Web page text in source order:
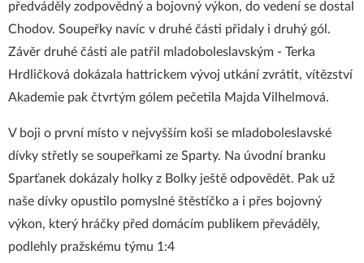
předváděly zodpovědný a bojovný výkon, do vedení se dostal
Chodov. Soupeřky navíc v druhé části přidaly i druhý gól.
Závěr druhé části ale patřil mladoboleslavským - Terka
Hrdličková dokázala hattrickem vývoj utkání zvrátit, vítězství
Akademie pak čtvrtým gólem pečetila Majda Vilhelmová.
V boji o první místo v nejvyšším koši se mladoboleslavské
dívky střetly se soupeřkami ze Sparty. Na úvodní branku
Sparťanek dokázaly holky z Bolky ještě odpovědět. Pak už
naše dívky opustilo pomyslné štěstíčko a i přes bojovný
výkon, který hráčky před domácím publikem převáděly,
podlehly pražskému týmu 1:4